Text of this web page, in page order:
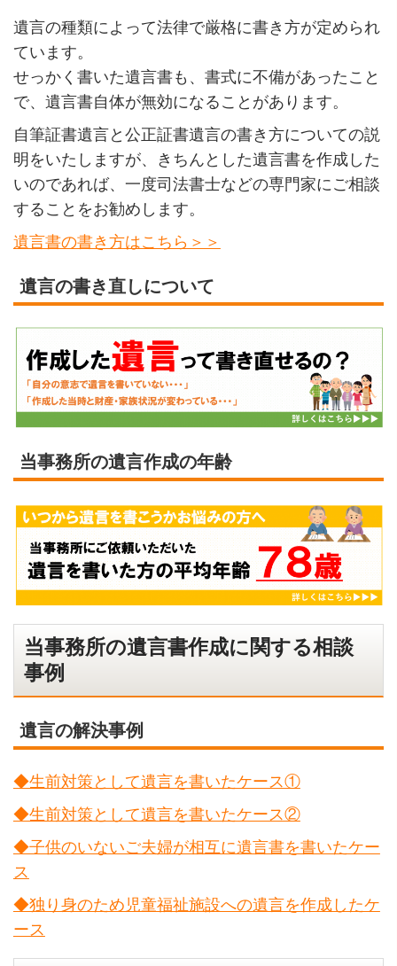
遺言の種類によって法律で厳格に書き方が定められ
ています。
せっかく書いた遺言書も、書式に不備があったこと
で、遺言書自体が無効になることがあります。
自筆証書遺言と公正証書遺言の書き方についての説
明をいたしますが、きちんとした遺言書を作成した
いのであれば、一度司法書士などの専門家にご相談
することをお勧めします。
遺言書の書き方はこちら＞＞
遺言の書き直しについて
当事務所の遺言作成の年齢
当事務所の遺言書作成に関する相談
事例
遺言の解決事例
◆生前対策として遺言を書いたケース①
◆生前対策として遺言を書いたケース②
◆子供のいないご夫婦が相互に遺言書を書いたケー
ス
◆独り身のため児童福祉施設への遺言を作成したケ
ース